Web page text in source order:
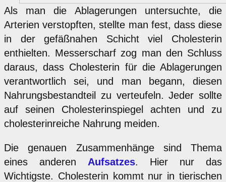
Als man die Ablagerungen untersuchte, die
Arterien verstopften, stellte man fest, dass diese
in der gefäßnahen Schicht viel Cholesterin
enthielten. Messerscharf zog man den Schluss
daraus, dass Cholesterin für die Ablagerungen
verantwortlich sei, und man begann, diesen
Nahrungsbestandteil zu verteufeln. Jeder sollte
auf seinen Cholesterinspiegel achten und zu
cholesterinreiche Nahrung meiden.
Die genauen Zusammenhänge sind Thema
eines anderen Aufsatzes. Hier nur das
Wichtigste. Cholesterin kommt nur in tierischen